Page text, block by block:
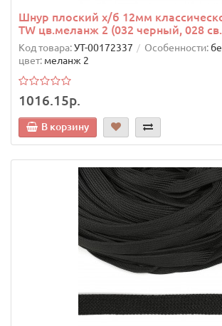
Шнур плоский х/б 12мм
TW цв.меланж 2 (032 черный, 028
Код товара:УТ-00172337 Особенности:
цвет: меланж 2
1016.15р.
В корзину